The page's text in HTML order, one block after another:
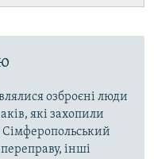
озброєні люди
які захопили
інші